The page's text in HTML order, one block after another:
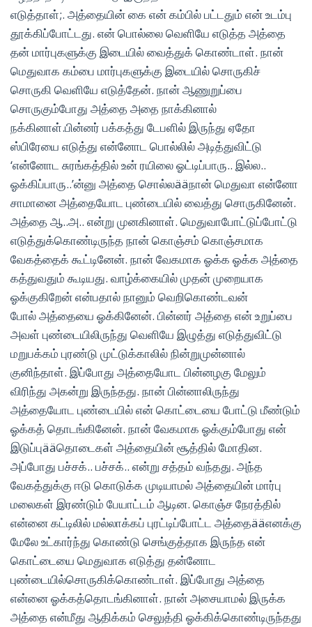
எடுத்தாள்;. அத்தையின் கை என் கம்பில் பட்டதும் என் உடம்பு
தூக்கிப்போட்டது. என் பொல்லை வெளியே எடுத்த அத்தை
தன் மார்புகளுக்கு இடையில் வைத்துக் கொண்டாள். நான்
மெதுவாக கம்பை மார்புகளுக்கு இடையில் சொருகிச்
சொருகி வெளியே எடுத்தேன். நான் ஆணுறுப்பை
சொருகும்போது அத்தை அதை நாக்கினால்
நக்கினாள்.பின்னர் பக்கத்து டேபளில் இருந்து ஏதோ
ஸ்பிரேயை எடுத்து என்னோட பொல்லில் அடித்துவிட்டு
‘என்னோட சுரங்கத்தில் உன் ரயிலை ஓட்டிப்பாரு.. இல்ல..
ஓக்கிப்பாரு..’ன்னு அத்தை சொல்லääநான் மெதுவா என்னோ
சாமானை அத்தையோட புண்டையில் வைத்து சொருகினேன்.
அத்தை ஆ..அ.. என்று முனகினாள். மெதுவாபோட்டுப்போட்டு
எடுத்துக்கொண்டிருந்த நான் கொஞ்சம் கொஞ்சமாக
வேகத்தைக் கூட்டினேன். நான் வேகமாக ஓக்க ஓக்க அத்தை
கத்துவதும் கூடியது. வாழ்க்கையில் முதன் முறையாக
ஓக்குகிறேன் என்பதால் நானும் வெறிகொண்டவன்
போல் அத்தையை ஓக்கினேன். பின்னர் அத்தை என் உறுப்பை
அவள் புண்டையிலிருந்து வெளியே இழுத்து எடுத்துவிட்டு
மறுபக்கம் புரண்டு முட்டுக்காலில் நின்றுமுன்னால்
குனிந்தாள். இப்போது அத்தையோட பின்னழகு மேலும்
விரிந்து அகன்று இருந்தது. நான் பின்னாலிருந்து
அத்தையோட புண்டையில் என் கொட்டையை போட்டு மீண்டும்
ஓக்கத் தொடங்கினேன். நான் வேகமாக ஓக்கும்போது என்
இடுப்புääதொடைகள் அத்தையின் சூத்தில் மோதின.
அப்போது பச்சக்.. பச்சக்.. என்று சத்தம் வந்தது. அந்த
வேகத்துக்கு ஈடு கொடுக்க முடியாமல் அத்தையின் மார்பு
மலைகள் இரண்டும் பேயாட்டம் ஆடின. கொஞ்ச நேரத்தில்
என்னை கட்டிலில் மல்லாக்கப் புரட்டிப்போட்ட அத்தைääஎனக்கு
மேலே உட்கார்ந்து கொண்டு செங்குத்தாக இருந்த என்
கொட்டையை மெதுவாக எடுத்து தன்னோட
புண்டையில்சொருகிக்கொண்டாள். இப்போது அத்தை
என்னை ஓக்கத்தொடங்கினாள். நான் அசையாமல் இருக்க
அத்தை என்மீது ஆதிக்கம் செலுத்தி ஓக்கிக்கொண்டிருந்தது